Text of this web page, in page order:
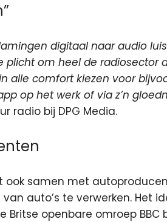
digitaal naar audio
plicht om heel de radiosector
alle comfort kiezen voor
op het werk of via z’n
radio bij DPG Media.
ook samen met
auto’s te verwerken. Het
Britse openbare omroep